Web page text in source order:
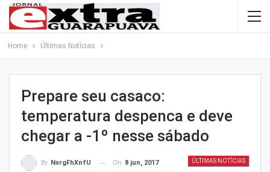
Home Últimas Notícias
Prepare seu casaco:
temperatura despenca e deve
chegar a -1º nesse sábado
ÚLTIMAS NOTÍCIAS
By NsrgFhXnfU On 8 jun, 2017